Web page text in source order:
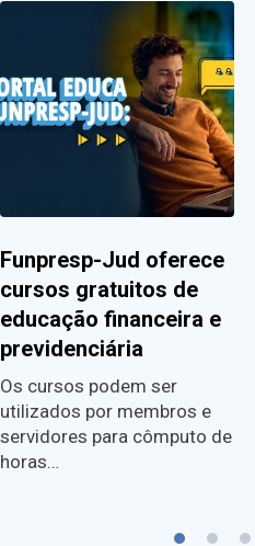
Funpresp-Jud oferece
cursos gratuitos de
educação financeira e
previdenciária
Os cursos podem ser
utilizados por membros e
servidores para cômputo de
horas…